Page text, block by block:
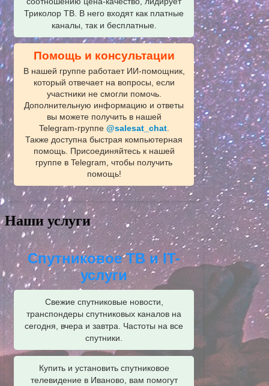
Триколор ТВ. В него входят как платные
каналы, так и бесплатные.
Помощь и консультации
В нашей группе работает ИИ‑помощник,
который отвечает на вопросы, если
участники не смогли помочь.
Дополнительную информацию и ответы
вы можете получить в нашей
Telegram‑группе @salesat_chat.
Также доступна быстрая компьютерная
помощь. Присоединяйтесь к нашей
группе в Telegram, чтобы получить
помощь!
Наши услуги
Спутниковое ТВ и IT-
услуги
Свежие спутниковые новости,
транспондеры спутниковых каналов на
сегодня, вчера и завтра. Частоты на все
спутники.
Купить и установить спутниковое
телевидение в Иваново, вам помогут